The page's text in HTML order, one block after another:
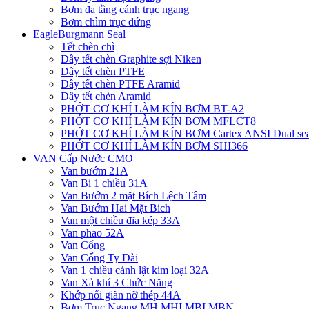
Bơm đa tầng cánh trục ngang
Bơm chìm trục đứng
EagleBurgmann Seal
Tết chèn chì
Dây tết chèn Graphite sợi Niken
Dây tết chèn PTFE
Dây tết chèn PTFE Aramid
Dây tết chèn Aramid
PHỚT CƠ KHÍ LÀM KÍN BƠM BT-A2
PHỚT CƠ KHÍ LÀM KÍN BƠM MFLCT8
PHỚT CƠ KHÍ LÀM KÍN BƠM Cartex ANSI Dual
PHỚT CƠ KHÍ LÀM KÍN BƠM SHI366
VAN Cấp Nước CMO
Van bướm 21A
Van Bi 1 chiều 31A
Van Bướm 2 mặt Bích Lệch Tâm
Van Bướm Hai Mặt Bich
Van một chiều đĩa kép 33A
Van phao 52A
Van Cổng
Van Cổng Ty Dài
Van 1 chiều cánh lật kim loại 32A
Van Xả khí 3 Chức Năng
Khớp nối giãn nỡ thép 44A